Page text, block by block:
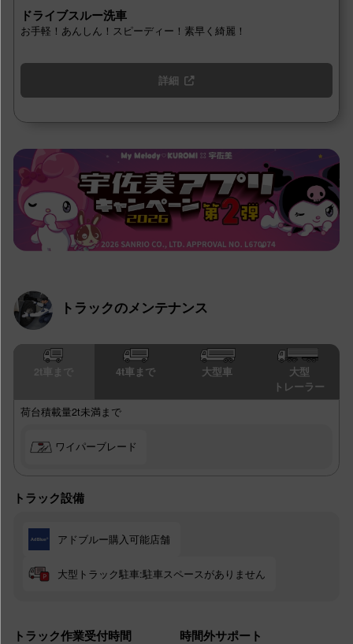
ドライブスルー洗車
お手軽！あんしん！スピーディー！素早く綺麗！
詳細
トラックのメンテナンス
4t車まで 大型車
大型
トレーラー
荷台積載量2t未満まで
ワイパーブレード
トラック設備
アドブルー購入可能店舗
大型トラック駐車:駐車スペースがありません
トラック作業受付時間 時間外サポート